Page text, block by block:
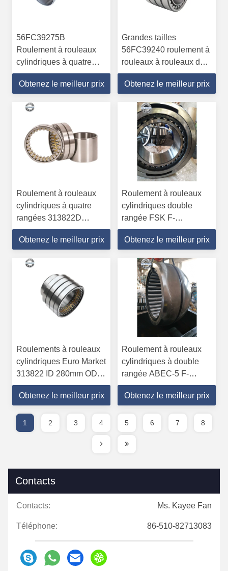
56FC39275B
Roulement à rouleaux
cylindriques à quatre
rangées
280*390*275mm
Obtenez le meilleur prix
Grandes tailles
56FC39240 roulement à
rouleaux à rouleaux de
280*390*240 mm à
quatre rangées
Obtenez le meilleur prix
Roulement à rouleaux
cylindriques à quatre
rangées 313822D
280*390*220mm
Fabrication chinoise
Obtenez le meilleur prix
Roulement à rouleaux
cylindriques double
rangée FSK F-
800594.ZL-K-C5 pour
machine à broyer le
Obtenez le meilleur prix
Roulements à rouleaux
cylindriques Euro Market
313822 ID 280mm OD
390mm Cage en fer
Obtenez le meilleur prix
Roulement à rouleaux
cylindriques à double
rangée ABEC-5 F-
800593.ZL-K-C5 auto-
aligneur 670*1090*336
Obtenez le meilleur prix
1 2 3 4 5 6 7 8
Contacts
Contacts: Ms. Kayee Fan
Téléphone: 86-510-82713083